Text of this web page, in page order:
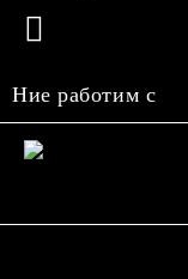
Ние работим с